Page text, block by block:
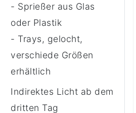
- Sprießer aus Glas
oder Plastik
- Trays, gelocht,
verschiede Größen
erhältlich
Indirektes Licht ab dem
dritten Tag